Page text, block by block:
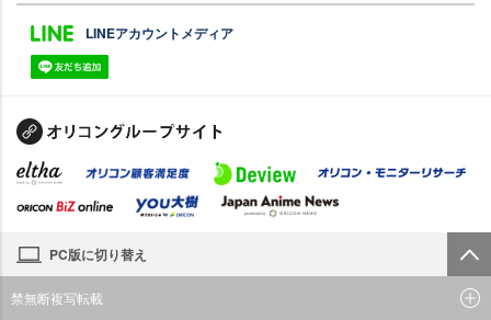
LINEアカウントメディア
PC版に切り替え
禁無断複写転載